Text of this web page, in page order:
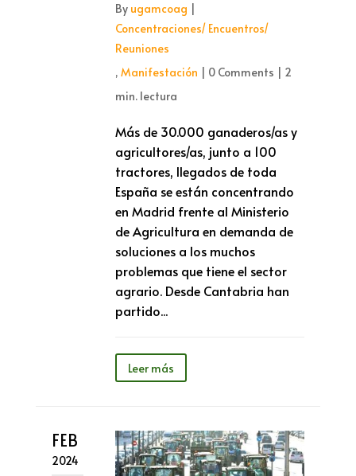
By ugamcoag
Concentraciones/ Encuentros/
Reuniones
, Manifestación 0 Comments
2
min. lectura
Más de 30.000 ganaderos/as y
agricultores/as, junto a 100
tractores, llegados de toda
España se están concentrando
en Madrid frente al Ministerio
de Agricultura en demanda de
soluciones a los muchos
problemas que tiene el sector
agrario. Desde Cantabria han
partido...
Leer más
FEB
2024